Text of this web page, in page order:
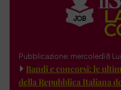
Pubblicazione: mercoledì 8
Bandi e concorsi: le
della Repubblica Italiana